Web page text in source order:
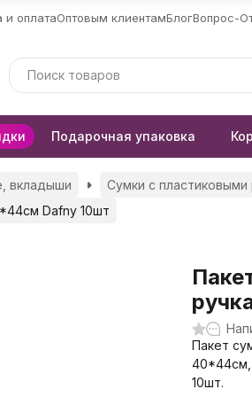
и оплатаОптовым клиентамБлогВопрос-
Подарочная упаковка
вкладыши Сумки с пластиковыми
Dafny 10шт
Пакет
40*44см,
10шт.